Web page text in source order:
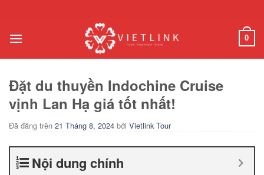
nội
0
Đặt du thuyền Indochine Cruise
vịnh Lan Hạ giá tốt nhất!
Đã đăng trên 21 Tháng 8, 2024 bởi Vietlink Tour
Nội dung chính